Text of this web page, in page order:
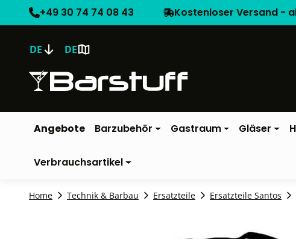
+49 30 74 74 08 43 Kostenloser Versand -
DE DE
Angebote Barzubehör Gastraum Gläser
Verbrauchsartikel
Home Technik & Barbau Ersatzteile Ersatzteile Santos